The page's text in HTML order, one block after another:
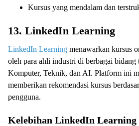
Kursus yang mendalam dan
13. LinkedIn Learning
LinkedIn Learning menawarkan kursus
oleh para ahli industri di berbagai bidang
Komputer, Teknik, dan AI. Platform ini
memberikan rekomendasi kursus
pengguna.
Kelebihan LinkedIn Learning